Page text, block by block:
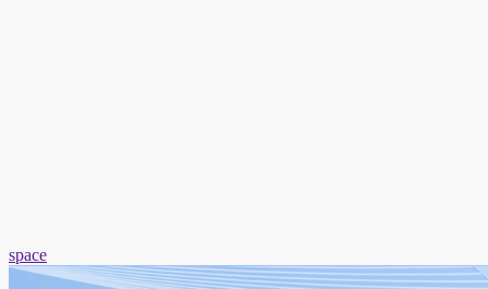
space